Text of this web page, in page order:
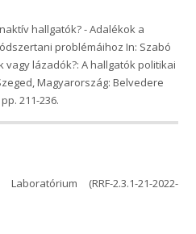
hallgatók? - Adalékok a
problémáihoz In: Szabó
vagy lázadók?: A hallgatók politikai
Magyarország: Belvedere
211-236.
(RRF-2.3.1-21-2022-